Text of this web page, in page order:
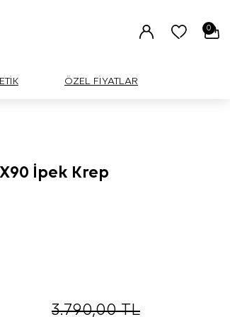
0
ÖZEL FİYATLAR
İpek Krep
3.790,00TL